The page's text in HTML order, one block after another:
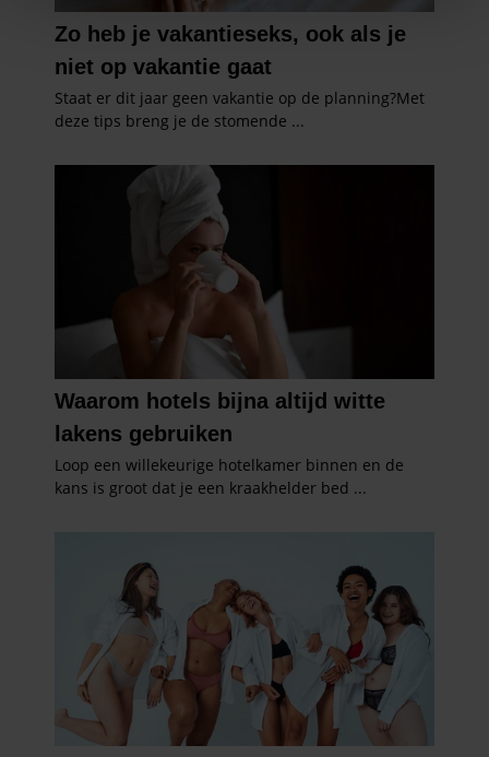
We gebruiken cookies om content en advertenties te
personaliseren, om functies voor social media te bieden
en om ons websiteverkeer te analyseren. Ook delen we
informatie over uw gebruik van onze site met onze
partners voor social media, adverteren en analyse. Deze
informatie die u aan ze heeft verstrekt of die ze hebben
verzameld op basis van uw gebruik van hun services. U
gaat akkoord met onze cookies als u onze website blijft